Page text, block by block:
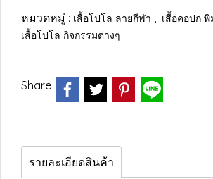
หมวดหมู่ : เสื้อโปโล ลายกีฬา , เสื้อคอปก
เสื้อโปโล กิจกรรมต่างๆ
Share
รายละเอียดสินค้า